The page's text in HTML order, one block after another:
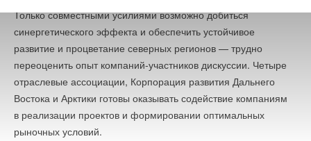
Только совместными усилиями возможно добиться
синергетического эффекта и обеспечить устойчивое
развитие и процветание северных регионов — трудно
переоценить опыт компаний-участников дискуссии. Четыре
отраслевые ассоциации, Корпорация развития Дальнего
Востока и Арктики готовы оказывать содействие компаниям
в реализации проектов и формировании оптимальных
рыночных условий.